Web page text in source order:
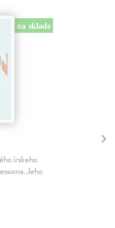
na sklade
írskeho
Jeho